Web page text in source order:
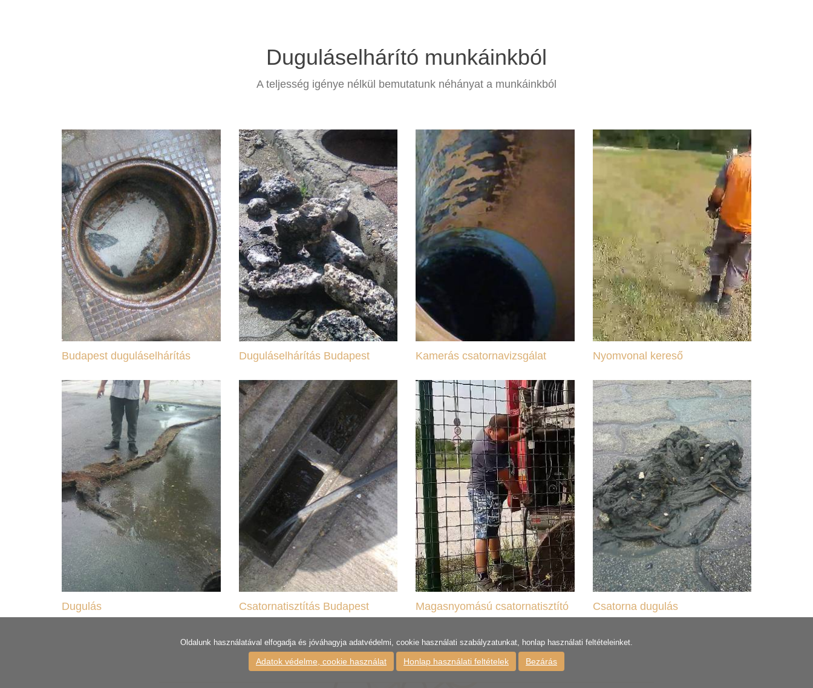
Duguláselhárító munkáinkból
A teljesség igénye nélkül bemutatunk néhányat a munkáinkból
Budapest duguláselhárítás Duguláselhárítás Budapest Kamerás csatornavizsgálat Nyomvonal kereső
Dugulás Csatornatisztítás Budapest Magasnyomású csatornatisztító Csatorna dugulás
Oldalunk használatával elfogadja és jóváhagyja adatvédelmi, cookie használati szabályzatunkat, honlap használati feltételeinket.
Adatok védelme, cookie használat Honlap használati feltételek Bezárás